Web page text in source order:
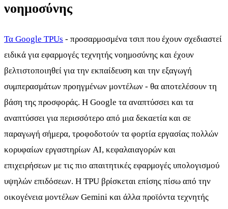
νοημοσύνης
Τα Google TPUs - προσαρμοσμένα τσιπ που έχουν σχεδιαστεί
ειδικά για εφαρμογές τεχνητής νοημοσύνης και έχουν
βελτιστοποιηθεί για την εκπαίδευση και την εξαγωγή
συμπερασμάτων προηγμένων μοντέλων - θα αποτελέσουν τη
βάση της προσφοράς. Η Google τα αναπτύσσει και τα
αναπτύσσει για περισσότερο από μια δεκαετία και σε
παραγωγή σήμερα, τροφοδοτούν τα φορτία εργασίας πολλών
κορυφαίων εργαστηρίων AI, κεφαλαιαγορών και
επιχειρήσεων με τις πιο απαιτητικές εφαρμογές υπολογισμού
υψηλών επιδόσεων. Η TPU βρίσκεται επίσης πίσω από την
οικογένεια μοντέλων Gemini και άλλα προϊόντα τεχνητής